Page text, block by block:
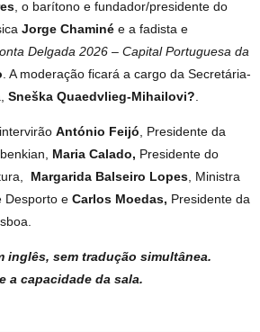
, o barítono e fundador/presidente do
Jorge Chaminé e a fadista e
Delgada 2026 – Capital Portuguesa da
. A moderação ficará a cargo da Secretária-
Sneška Quaedvlieg-Mihailovi?
António Feijó , Presidente da
Maria Calado, Presidente do
Margarida Balseiro Lopes , Ministra
Desporto eCarlos Moedas, Presidente da
inglês, sem tradução simultânea.
a capacidade da sala.